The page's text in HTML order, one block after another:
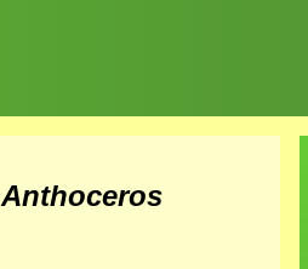
Anthoceros